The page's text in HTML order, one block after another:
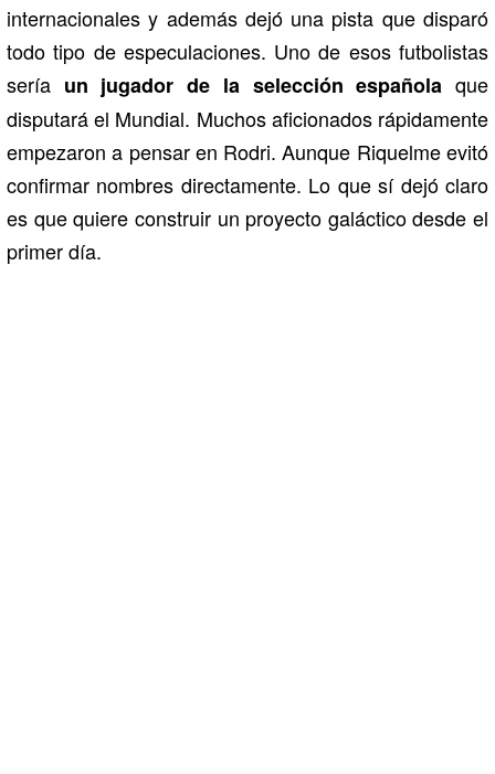
internacionales y además dejó una pista que disparó
todo tipo de especulaciones. Uno de esos futbolistas
sería un jugador de la selección española que
disputará el Mundial. Muchos aficionados rápidamente
empezaron a pensar en Rodri. Aunque Riquelme evitó
confirmar nombres directamente. Lo que sí dejó claro
es que quiere construir un proyecto galáctico desde el
primer día.